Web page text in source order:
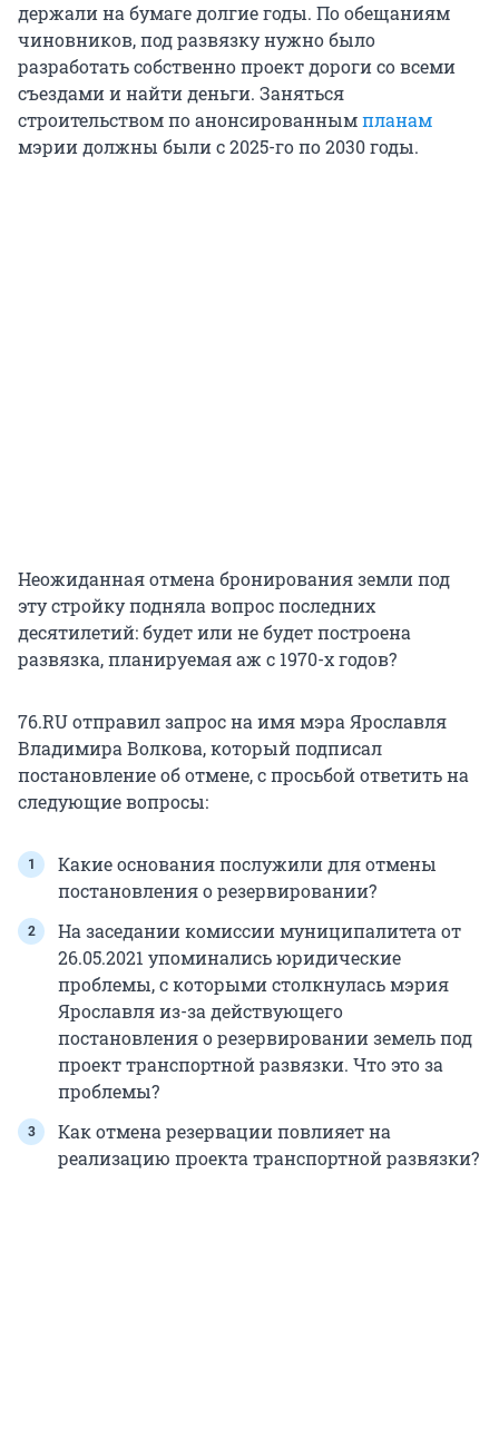
держали на бумаге долгие годы. По обещаниям
чиновников, под развязку нужно было
разработать собственно проект дороги со всеми
съездами и найти деньги. Заняться
строительством по анонсированнымпланам
мэрии должны были с 2025-го по 2030 годы.
Неожиданная отмена бронирования земли под
эту стройку подняла вопрос последних
десятилетий: будет или не будет построена
развязка, планируемая аж с 1970-х годов?
76.RU отправил запрос на имя мэра Ярославля
Владимира Волкова, который подписал
постановление об отмене, с просьбой ответить на
следующие вопросы:
Какие основания послужили для отмены
постановления о резервировании?
На заседании комиссии муниципалитета от
26.05.2021 упоминались юридические
проблемы, с которыми столкнулась мэрия
Ярославля из-за действующего
постановления о резервировании земель под
проект транспортной развязки. Что это за
проблемы?
Как отмена резервации повлияет на
реализацию проекта транспортной развязки?